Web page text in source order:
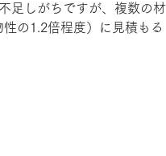
足しがちですが、複数の材
の1.2倍程度）に見積もる